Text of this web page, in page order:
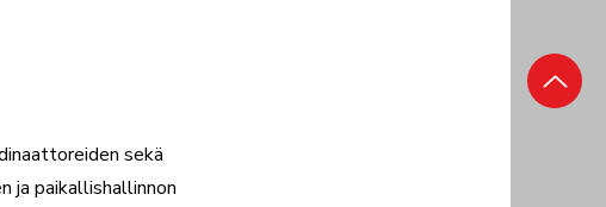
sekä
ja paikallishallinnon